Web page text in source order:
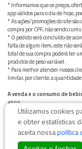
* Informamos que os preços,
app válidos para o dia de hoje,
* As ações/promoções do site
compra por CPF, não sendo
* O pedido será concluído de
falta de algum item, este não
total de sua compra poderá ter
produtos de peso variável.
* Para melhor atender nossos
limitar, por cliente, a quantidade
A venda e o consumo de
anos.
Bebida alcoólica pode causar
Beba com moderação
Utilizamos cookies
e obter estatísticas
aceita nossapolítica